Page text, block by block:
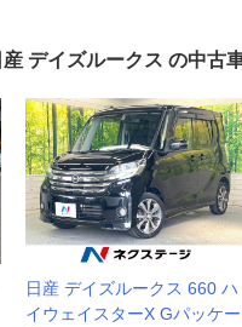
デイズルークス の中古
日産 デイズルークス 660 ハ
イウェイスターX Gパッケー